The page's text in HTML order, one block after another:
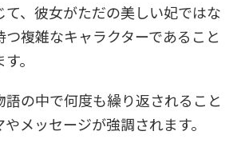
て、彼女がただの美しい妃ではな
つ複雑なキャラクターであること
。
語の中で何度も繰り返されること
メッセージが強調されます。